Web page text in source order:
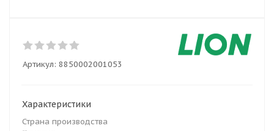
Артикул: 8850002001053
Характеристики
Страна производства